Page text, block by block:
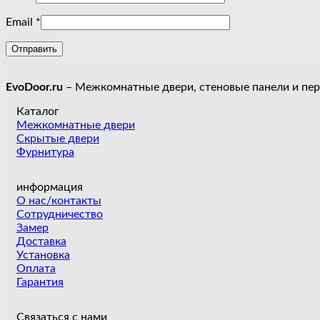
Email *
EvoDoor.ru – Межкомнатные двери, стеновые панели и
Каталог
Межкомнатные двери
Скрытые двери
Фурнитура
информация
О нас/контакты
Сотрудничество
Замер
Доставка
Установка
Оплата
Гарантия
Связаться с нами